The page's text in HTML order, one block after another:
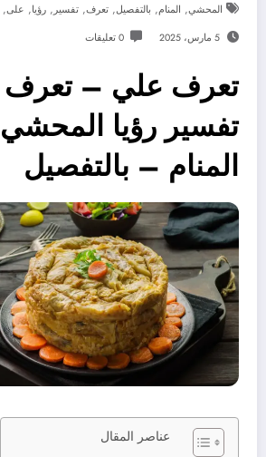
المحشي, المنام, بالتفصيل, تعرف, تفسير , رؤيا, على,
5 مارس، 2025 0 تعليقات
تعرف علي –
تفسير رؤيا
المنام – بالتفصيل
عناصر المقال